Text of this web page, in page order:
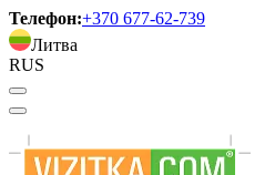
Телефон:+370 677-62-739
Литва
RUS